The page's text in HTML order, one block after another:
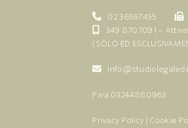
02.36567455
349 8707091 –
(SOLO ED
P.iva 03244880963
Privacy Policy | Cookie